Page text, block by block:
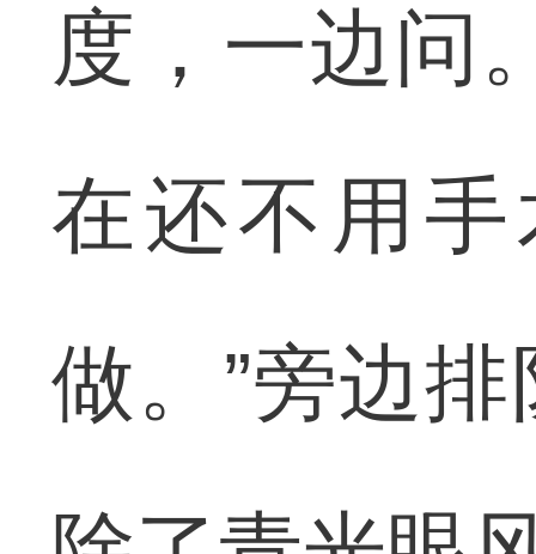
度，一边问
在还不用
做。”旁边